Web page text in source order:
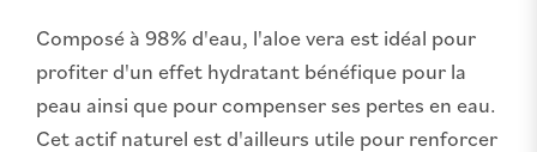
Composé à 98% d'eau, l'aloe vera est idéal pour
profiter d'un effet hydratant bénéfique pour la
peau ainsi que pour compenser ses pertes en eau.
Cet actif naturel est d'ailleurs utile pour renforcer